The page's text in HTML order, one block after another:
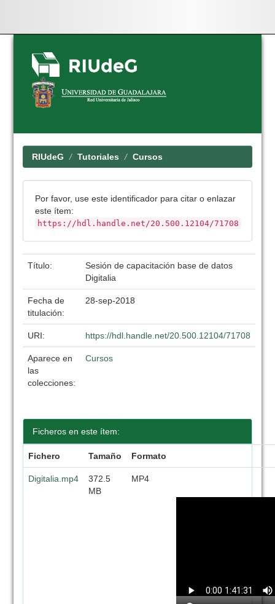
Skip
navigation
RIUdeG Tutoriales Cursos
Por favor, use este identificador para citar o enlazar
este ítem:
https://hdl.handle.net/20.500.12104/71708
Título:
Sesión de capacitación base de datos
Digitalia
Fecha de
titulación:
28-sep-2018
URI: https://hdl.handle.net/20.500.12104/71708
Aparece en
las
colecciones:
Cursos
Ficheros en este ítem:
Fichero Tamaño Formato
Digitalia.mp4
372.5
MB
MP4